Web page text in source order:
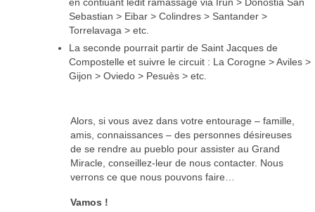
Sebastian > Eibar > Colindres > Santander >
Torrelavaga > etc.
La seconde pourrait partir de Saint Jacques de
Compostelle et suivre le circuit : La Corogne > Aviles >
Gijon > Oviedo > Pesuès > etc.
Alors, si vous avez dans votre entourage – famille,
amis, connaissances – des personnes désireuses
de se rendre au pueblo pour assister au Grand
Miracle, conseillez-leur de nous contacter. Nous
verrons ce que nous pouvons faire…
Vamos !